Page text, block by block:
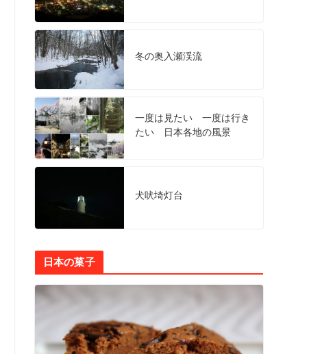
冬の奥入瀬渓流
一度は見たい 一度は行き
たい 日本各地の風景
犬吠埼灯台
日本の菓子